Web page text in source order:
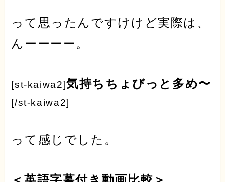
って思ったんですけけど実際は、
んーーーー。
[st-kaiwa2]気持ちちょびっと多め〜
[/st-kaiwa2]
って感じでした。